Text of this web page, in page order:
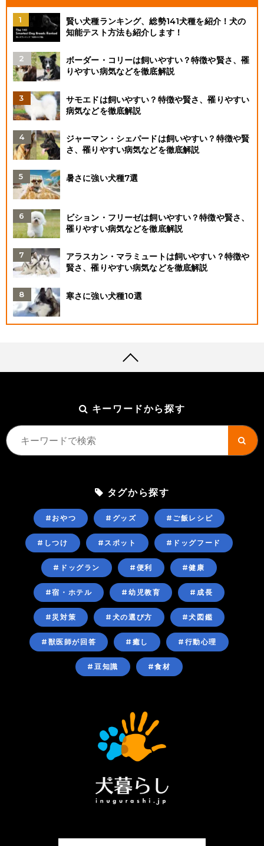
賢い犬種ランキング、総勢141犬種を紹介！犬の
知能テスト方法も紹介します！
ボーダー・コリーは飼いやすい？特徴や賢さ、罹
りやすい病気などを徹底解説
サモエドは飼いやすい？特徴や賢さ、罹りやすい
病気などを徹底解説
ジャーマン・シェパードは飼いやすい？特徴や賢
さ、罹りやすい病気などを徹底解説
暑さに強い犬種7選
ビション・フリーゼは飼いやすい？特徴や賢さ、
罹りやすい病気などを徹底解説
アラスカン・マラミュートは飼いやすい？特徴や
賢さ、罹りやすい病気などを徹底解説
寒さに強い犬種10選
キーワードから探す
タグから探す
#おやつ #グッズ #ご飯レシピ
#しつけ #スポット #ドッグフード
#ドッグラン #便利 #健康
#宿・ホテル #幼児教育 #成長
#災対策 #犬の選び方 #犬図鑑
#獣医師が回答 #癒し #行動心理
#豆知識 #食材